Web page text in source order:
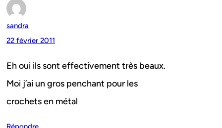
sandra
22 février 2011
Eh oui ils sont effectivement très beaux.
Moi j’ai un gros penchant pour les
crochets en métal